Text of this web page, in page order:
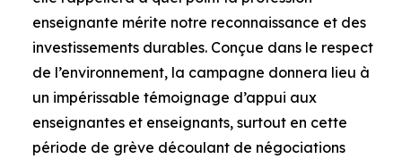
enseignante mérite notre reconnaissance et des
investissements durables. Conçue dans le respect
de l’environnement, la campagne donnera lieu à
un impérissable témoignage d’appui aux
enseignantes et enseignants, surtout en cette
période de grève découlant de négociations